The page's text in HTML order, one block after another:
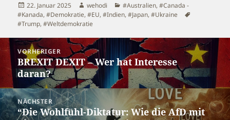
Veröffentlicht
am
22. Januar 2025 Autor
wehodi Kategorien
#Australien,#Canada -
#Kanada,#Demokratie,#EU,#Indien,#Japan,#Ukraine
#Trump,#Weltdemokratie
Beitragsnavigation
VORHERIGER
Vorheriger
Beitrag:
BREXIT DEXIT – Wer hat Interesse
daran?
NÄCHSTER
Nächster
“Die Wohlfühl-Diktatur: Wie die AfD mit